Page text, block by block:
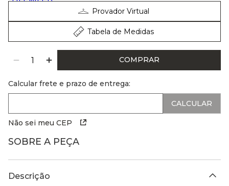
Provador Virtual
Tabela de Medidas
COMPRAR
Calcular frete e prazo de entrega:
Não sei meu CEP
SOBRE A PEÇA
Descrição